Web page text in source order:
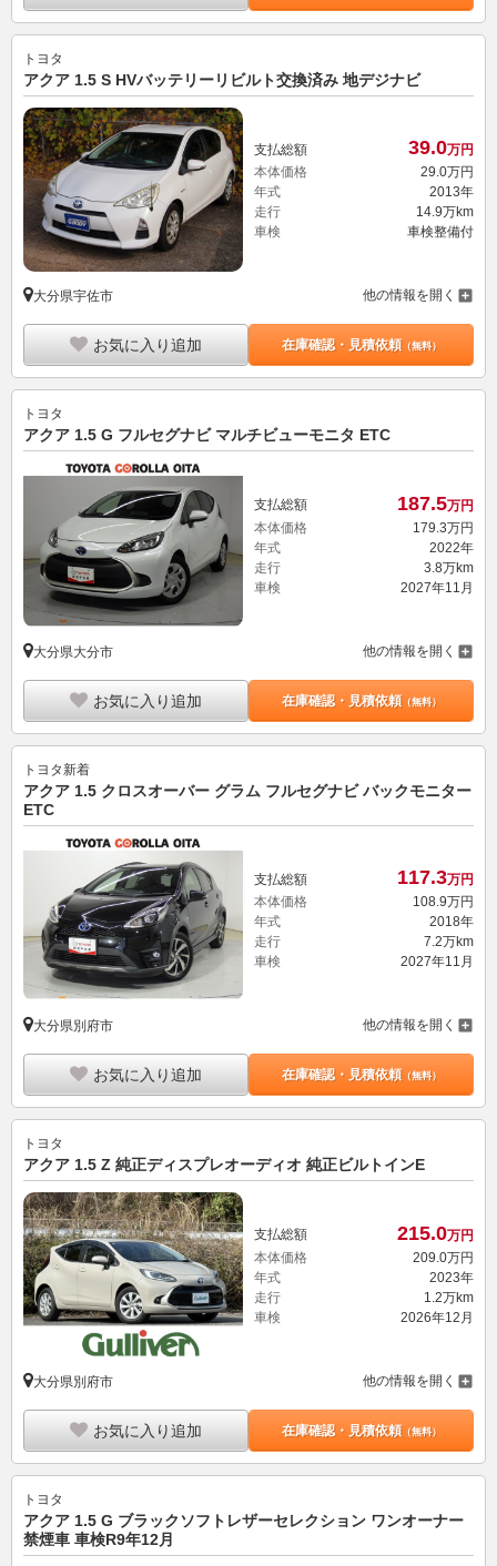
トヨタ
アクア 1.5 S HVバッテリーリビルト交換済み 地デジナビ
支払総額 39.0万円
本体価格
29.0万円
年式
2013年
走行
14.9万km
車検
車検整備付
大分県宇佐市 他の情報を開く
お気に入り追加 在庫確認・見積依頼（無料）
トヨタ
アクア 1.5 G フルセグナビ マルチビューモニタ ETC
支払総額 187.5万円
本体価格
179.3万円
年式
2022年
走行
3.8万km
車検
2027年11月
大分県大分市 他の情報を開く
お気に入り追加 在庫確認・見積依頼（無料）
トヨタ新着
アクア 1.5 クロスオーバー グラム フルセグナビ バックモニター
ETC
支払総額 117.3万円
本体価格
108.9万円
年式
2018年
走行
7.2万km
車検
2027年11月
大分県別府市 他の情報を開く
お気に入り追加 在庫確認・見積依頼（無料）
トヨタ
アクア 1.5 Z 純正ディスプレオーディオ 純正ビルトインE
支払総額 215.0万円
本体価格
209.0万円
年式
2023年
走行
1.2万km
車検
2026年12月
大分県別府市 他の情報を開く
お気に入り追加 在庫確認・見積依頼（無料）
トヨタ
アクア 1.5 G ブラックソフトレザーセレクション ワンオーナー
禁煙車 車検R9年12月